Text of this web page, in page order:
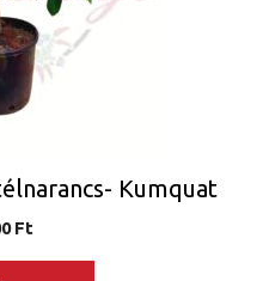
Kumquat
Ft